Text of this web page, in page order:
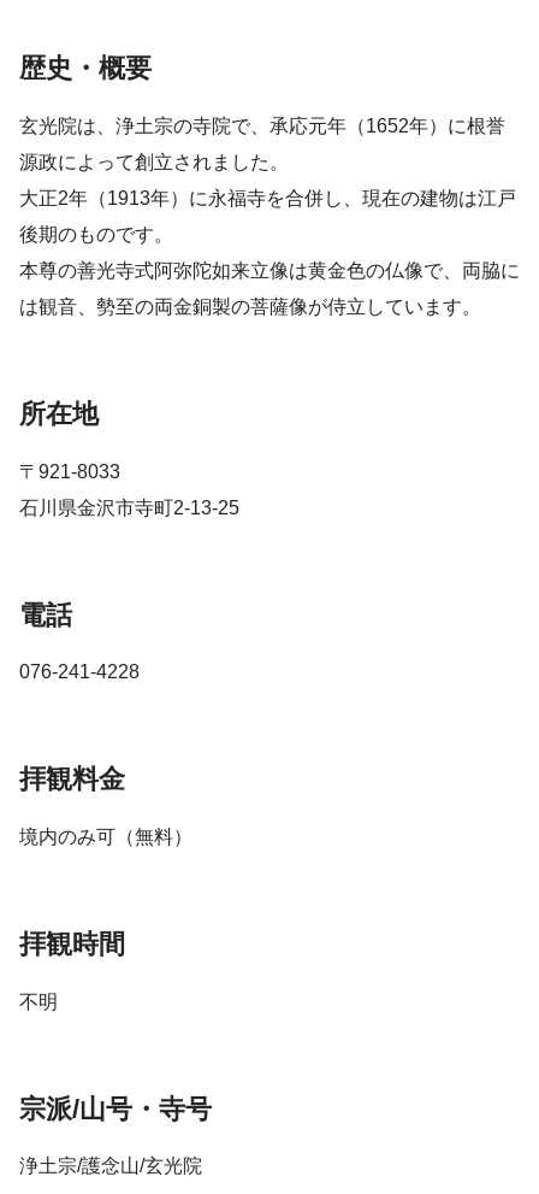
歴史・概要
玄光院は、浄土宗の寺院で、承応元年（1652年）に根誉
源政によって創立されました。
大正2年（1913年）に永福寺を合併し、現在の建物は江戸
後期のものです。
本尊の善光寺式阿弥陀如来立像は黄金色の仏像で、両脇に
は観音、勢至の両金銅製の菩薩像が侍立しています。
所在地
〒921-8033
石川県金沢市寺町2-13-25
電話
076-241-4228
拝観料金
境内のみ可（無料）
拝観時間
不明
宗派/山号・寺号
浄土宗/護念山/玄光院